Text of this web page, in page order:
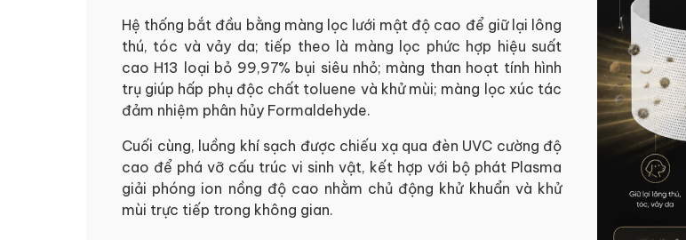
Hệ thống bắt đầu bằng màng lọc lưới mật độ cao để giữ lại lông
thú, tóc và vảy da; tiếp theo là màng lọc phức hợp hiệu suất
cao H13 loại bỏ 99,97% bụi siêu nhỏ; màng than hoạt tính hình
trụ giúp hấp phụ độc chất toluene và khử mùi; màng lọc xúc tác
đảm nhiệm phân hủy Formaldehyde.
Cuối cùng, luồng khí sạch được chiếu xạ qua đèn UVC cường độ
cao để phá vỡ cấu trúc vi sinh vật, kết hợp với bộ phát Plasma
giải phóng ion nồng độ cao nhằm chủ động khử khuẩn và khử
mùi trực tiếp trong không gian.